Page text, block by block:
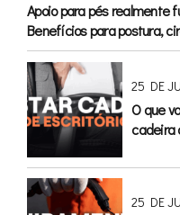
Apoio para pés realmente
Benefícios para postura,
conforto
25 DE
O que
cadeira
25 DE